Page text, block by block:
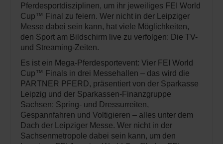
Pferdesportdisziplinen, um ihr jeweiliges FEI World
Cup™ Final zu feiern. Wer nicht in der Leipziger
Messe dabei sein kann, hat viele Möglichkeiten,
den Sport am Bildschirm live zu verfolgen: Die TV-
und Streaming-Zeiten.
Es ist ein Mega-Pferdesportevent: Vier FEI World
Cup™ Finals in drei Messehallen – das wird die
PARTNER PFERD, präsentiert von der Sparkasse
Leipzig und der Sparkassen-Finanzgruppe
Sachsen: Spring- und Dressurreiten,
Gespannfahren und Voltigieren – alles unter dem
Dach der Leipziger Messe. Wer nicht in der
Sachsenmetropole dabei sein kann, um den